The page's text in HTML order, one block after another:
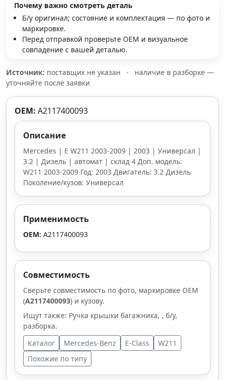
Почему важно смотреть деталь
Б/у оригинал; состояние и комплектация — по фото и
маркировке.
Перед отправкой проверьте OEM и визуальное
совпадение с вашей деталью.
Источник: поставщик не указан ·
наличие в разборке —
уточняйте после заявки
OEM: A2117400093
Описание
Mercedes | E W211 2003-2009 | 2003 | Универсал |
3.2 | Дизель | автомат | склад 4 Доп. модель:
W211 2003-2009 Год: 2003 Двигатель: 3.2 Дизель
Поколение/кузов: Универсал
Применимость
OEM: A2117400093
Совместимость
Сверьте совместимость по фото, маркировке OEM
(A2117400093) и кузову.
Ищут также: Ручка крышки багажника, , б/у,
разборка.
Каталог
Mercedes-Benz E-Class
W211
Похожие по типу